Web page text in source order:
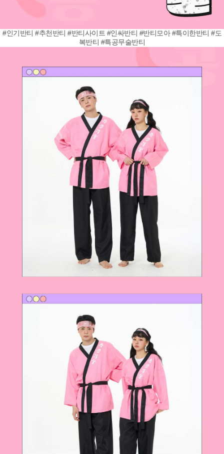
#인기반티 #추천반티 #반티사이트 #인싸반티 #반티모아 #특이한반티 #도
복반티 #특공무술반티